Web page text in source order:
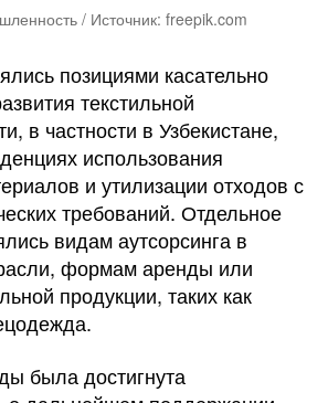
/ Источник: freepik.com
позициями касательно
текстильной
в частности в Узбекистане,
использования
и утилизации отходов с
требований. Отдельное
видам аутсорсинга в
формам аренды или
продукции, таких как
была достигнута